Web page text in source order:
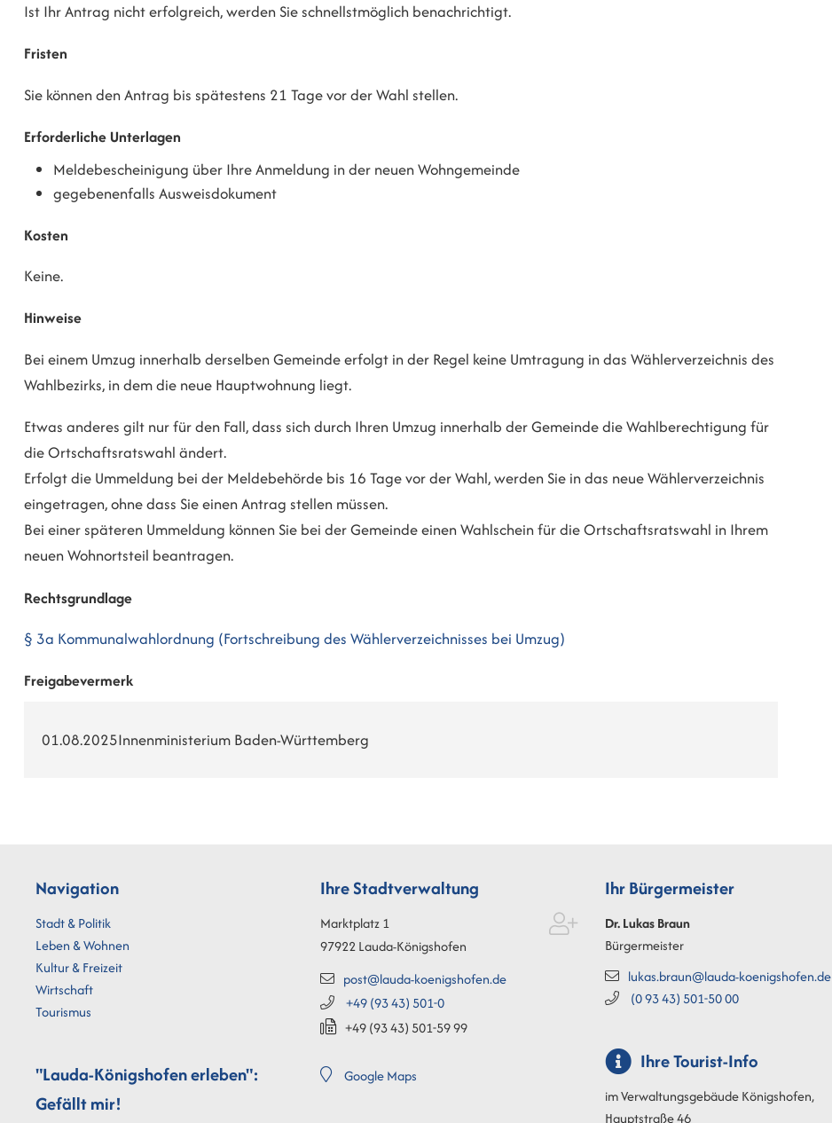
Ist Ihr Antrag nicht erfolgreich, werden Sie schnellstmöglich benachrichtigt.
Fristen
Sie können den Antrag bis spätestens 21 Tage vor der Wahl stellen.
Erforderliche Unterlagen
Meldebescheinigung über Ihre Anmeldung in der neuen Wohngemeinde
gegebenenfalls Ausweisdokument
Kosten
Keine.
Hinweise
Bei einem Umzug innerhalb derselben Gemeinde erfolgt in der Regel keine Umtragung in das Wählerverzeichnis des
Wahlbezirks, in dem die neue Hauptwohnung liegt.
Etwas anderes gilt nur für den Fall, dass sich durch Ihren Umzug innerhalb der Gemeinde die Wahlberechtigung für
die Ortschaftsratswahl ändert.
Erfolgt die Ummeldung bei der Meldebehörde bis 16 Tage vor der Wahl, werden Sie in das neue Wählerverzeichnis
eingetragen, ohne dass Sie einen Antrag stellen müssen.
Bei einer späteren Ummeldung können Sie bei der Gemeinde einen Wahlschein für die Ortschaftsratswahl in Ihrem
neuen Wohnortsteil beantragen.
Rechtsgrundlage
§ 3a Kommunalwahlordnung (Fortschreibung des Wählerverzeichnisses bei Umzug)
Freigabevermerk
01.08.2025Innenministerium Baden-Württemberg
Navigation
Stadt & Politik
Leben & Wohnen
Kultur & Freizeit
Wirtschaft
Tourismus
"Lauda-Königshofen erleben":
Gefällt mir!
Ihre Stadtverwaltung
Marktplatz 1
97922Lauda-Königshofen
post@lauda-koenigshofen.de
+49 (9343) 501-0
+49 (9343) 501-5999
Google Maps
Ihr Bürgermeister
Dr. LukasBraun
Bürgermeister
lukas.braun@lauda-koenigshofen.de
(09343) 501-5000
Ihre Tourist-Info
im Verwaltungsgebäude Königshofen,
Hauptstraße 46